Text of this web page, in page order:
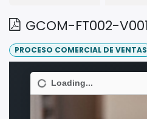
PROCESO COMERCIAL DE VENTAS